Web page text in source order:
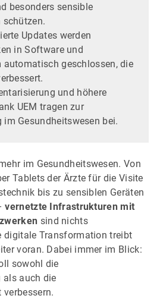
besonders sensible
schützen.
Updates werden
in Software und
automatisch geschlossen, die
und höhere
UEM tragen zur
im Gesundheitswesen bei.
im Gesundheitswesen. Von
Tablets der Ärzte für die Visite
bis zu sensiblen Geräten
vernetzte Infrastrukturen mit
sind nichts
digitale Transformation treibt
voran. Dabei immer im Blick:
sowohl die
als auch die